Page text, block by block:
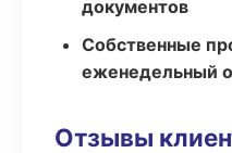
документов
Собственные
еженедельный
Отзывы